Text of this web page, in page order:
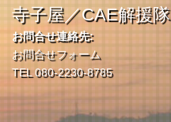
寺子屋／CAE解援隊
お問合せ連絡先:
お問合せフォーム
TEL 080-2230-8785